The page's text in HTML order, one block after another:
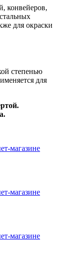
конвейеров,
для окраски
степенью
для